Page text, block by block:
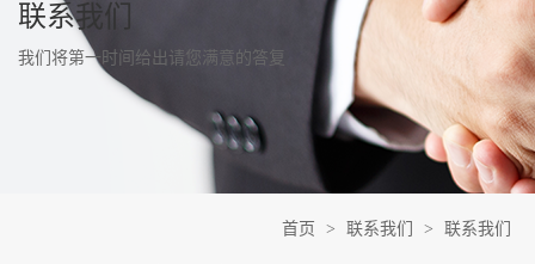
联系我们
我们将第一时间给出请您满意的答复
首页 > 联系我们 > 联系我们